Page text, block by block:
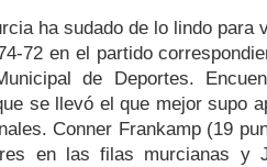
ha sudado de lo lindo para
72 en el partido
de Deportes.
se llevó el que mejor supo
Conner Frankamp (19
en las filas murcianas y